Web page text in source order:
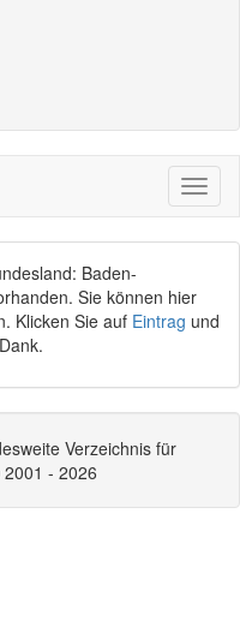
Baden-
Sie können hier
Klicken Sie auf Eintrag und
Verzeichnis für
- 2026